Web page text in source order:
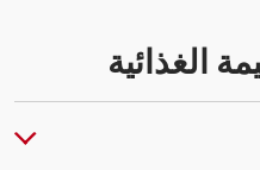
الغذائية